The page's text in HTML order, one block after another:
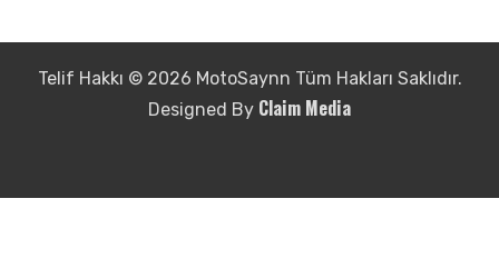
Telif Hakkı © 2026 MotoSaynn Tüm Hakları Saklıdır.
Designed By Claim Media